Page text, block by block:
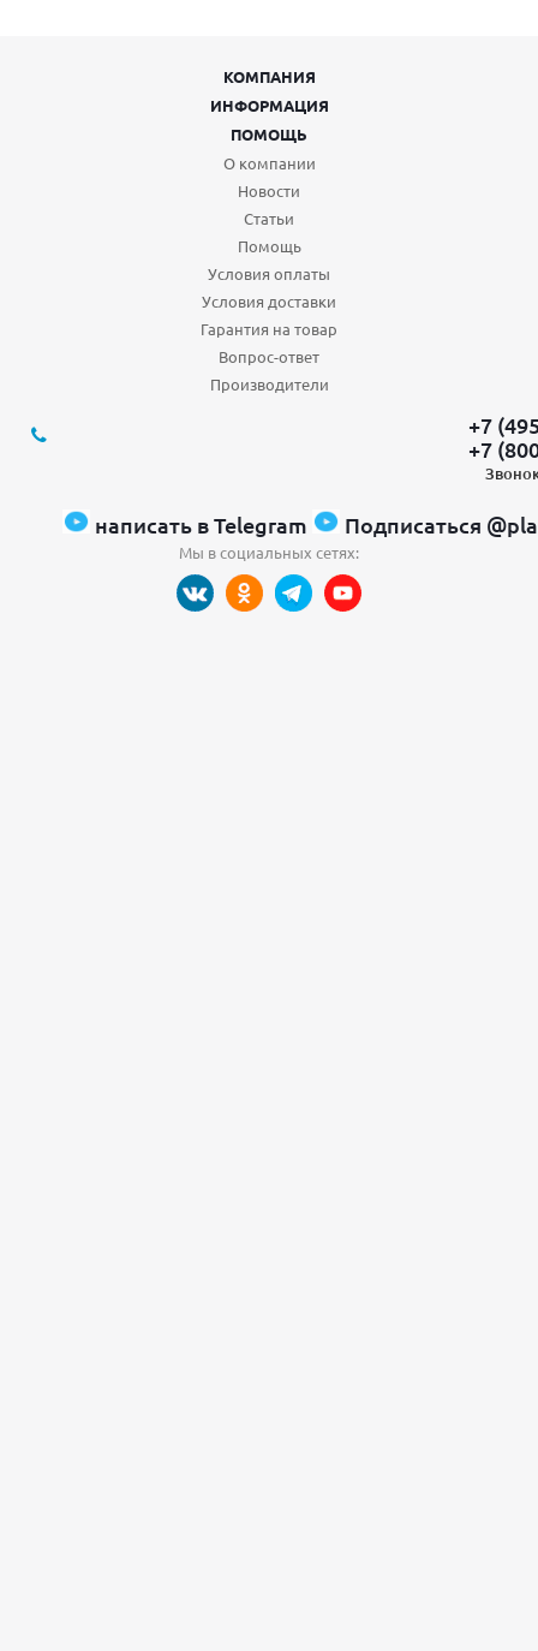
КОМПАНИЯ
ИНФОРМАЦИЯ
ПОМОЩЬ
О компании
Новости
Статьи
Помощь
Условия оплаты
Условия доставки
Гарантия на товар
Вопрос-ответ
Производители
+7
+7
написать в Telegram Подписаться
Мы в социальных сетях: